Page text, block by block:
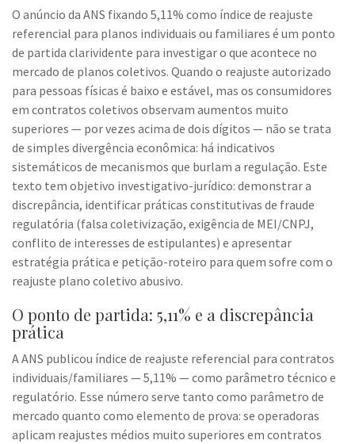
O anúncio da ANS fixando 5,11% como índice de reajuste
referencial para planos individuais ou familiares é um ponto
de partida clarividente para investigar o que acontece no
mercado de planos coletivos. Quando o reajuste autorizado
para pessoas físicas é baixo e estável, mas os consumidores
em contratos coletivos observam aumentos muito
superiores — por vezes acima de dois dígitos — não se trata
de simples divergência econômica: há indicativos
sistemáticos de mecanismos que burlam a regulação. Este
texto tem objetivo investigativo-jurídico: demonstrar a
discrepância, identificar práticas constitutivas de fraude
regulatória (falsa coletivização, exigência de MEI/CNPJ,
conflito de interesses de estipulantes) e apresentar
estratégia prática e petição-roteiro para quem sofre com o
reajuste plano coletivo abusivo.
O ponto de partida: 5,11% e a discrepância
prática
A ANS publicou índice de reajuste referencial para contratos
individuais/familiares — 5,11% — como parâmetro técnico e
regulatório. Esse número serve tanto como parâmetro de
mercado quanto como elemento de prova: se operadoras
aplicam reajustes médios muito superiores em contratos